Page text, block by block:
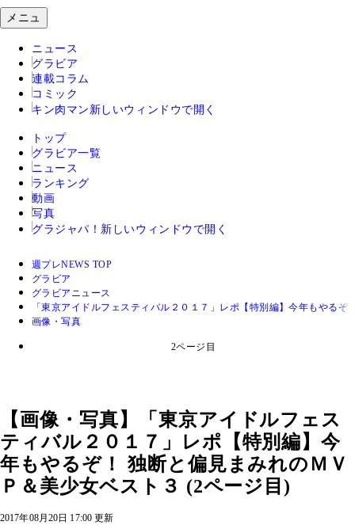
メニュ
ニュース
グラビア
連載コラム
コミック
キン肉マン 新しいウィンドウで開く
トップ
グラビア一覧
ニュース
ランキング
動画
写真
グラジャパ！ 新しいウィンドウで開く
週プレNEWS TOP
グラビア
グラビアニュース
「東京アイドルフェスティバル２０１７」レポ【特別編】今年もやる
画像・写真
2ページ目
【画像・写真】「東京アイドルフェス
ティバル２０１７」レポ【特別編】今
年もやるぞ！ 独断と偏見まみれのＭＶ
Ｐ＆美少女ベスト３ (2ページ目)
2017年08月20日 17:00 更新